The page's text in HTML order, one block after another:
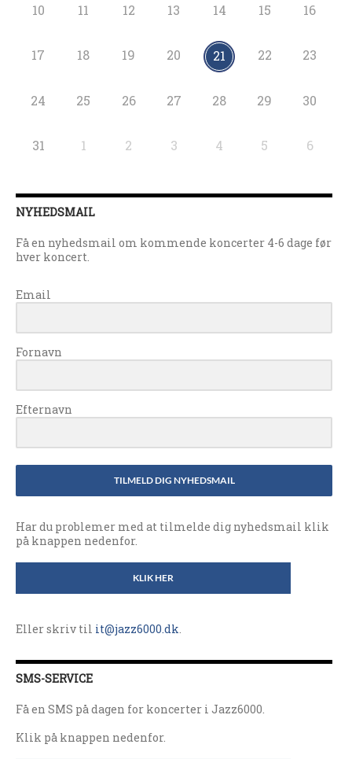
10 11 12 13 14 15 16
17 18 19 20 21 22 23
24 25 26 27 28 29 30
31 1 2 3 4 5 6
NYHEDSMAIL
Få en nyhedsmail om kommende koncerter 4-6 dage før
hver koncert.
Email
Fornavn
Efternavn
TILMELD DIG NYHEDSMAIL
Har du problemer med at tilmelde dig nyhedsmail klik
på knappen nedenfor.
KLIK HER
Eller skriv til it@jazz6000.dk.
SMS-SERVICE
Få en SMS på dagen for koncerter i Jazz6000.
Klik på knappen nedenfor.